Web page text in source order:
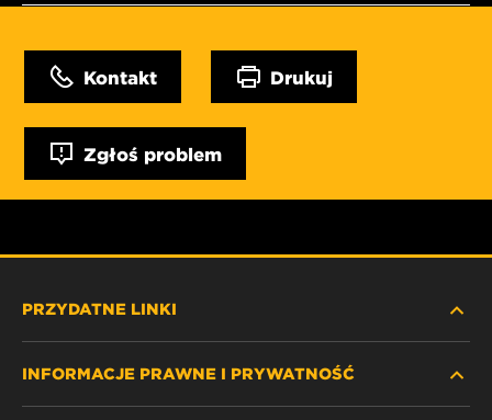
Kontakt Drukuj
Zgłoś problem
PRZYDATNE LINKI
INFORMACJE PRAWNE I PRYWATNOŚĆ